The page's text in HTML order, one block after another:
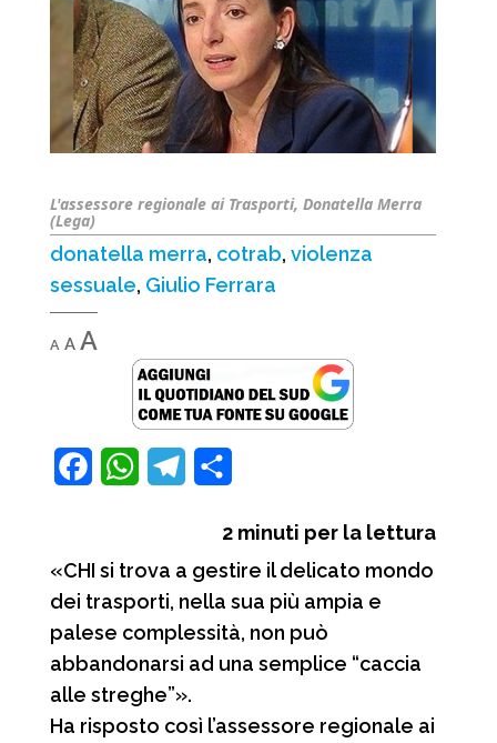
L'assessore regionale ai Trasporti, Donatella Merra
(Lega)
donatella merra, cotrab, violenza
sessuale, Giulio Ferrara
A
Decrease
font
A
Reset
font
AIncrease
font
size.
e
o
k
W
t
p
p
e
a
m
n
d
d
2 minuti per la lettura
«CHI si trova a gestire il delicato mondo
dei trasporti, nella sua più ampia e
palese complessità, non può
abbandonarsi ad una semplice “caccia
alle streghe”».
Ha risposto così l’assessore regionale ai